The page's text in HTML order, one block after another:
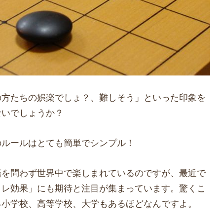
たちの娯楽でしょ？、難しそう」といった印象を
でしょうか？
ールはとても簡単でシンプル！
問わず世界中で楽しまれているのですが、最近で
効果」にも期待と注目が集まっています。驚くこ
学校、高等学校、大学もあるほどなんですよ。